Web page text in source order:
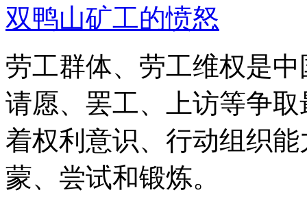
双鸭山矿工的愤怒
劳工群体、劳工维权是
请愿、罢工、上访等争
着权利意识、行动组织
蒙、尝试和锻炼。